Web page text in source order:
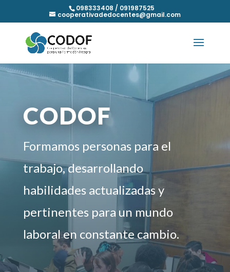
098333408 / 091987525
cooperativadedocentes@gmail.com
CODOF
Formamos personas para el
trabajo, desarrollando
habilidades actualizadas y
pertinentes para un mundo
laboral en constante cambio.